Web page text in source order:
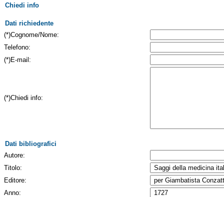
Chiedi info
Dati richiedente
(*)Cognome/Nome:
Telefono:
(*)E-mail:
(*)Chiedi info:
Dati bibliografici
Autore:
Titolo:
Editore:
Anno: